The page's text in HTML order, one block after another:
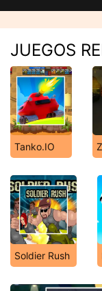
JUEGOS
Tanko.IO
Soldier Rush